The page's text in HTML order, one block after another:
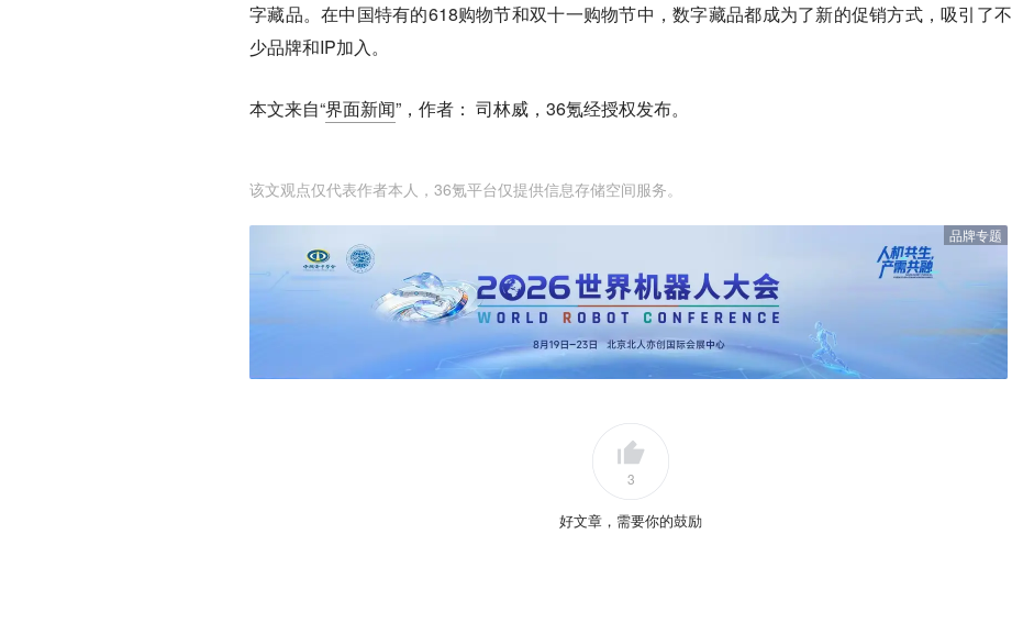
字藏品。在中国特有的618购物节和双十一购物节中，数字藏品都成为了新的促销方式，吸引了不
少品牌和IP加入。
本文来自“界面新闻”，作者： 司林威，36氪经授权发布。
该文观点仅代表作者本人，36氪平台仅提供信息存储空间服务。
品牌专题
3
好文章，需要你的鼓励